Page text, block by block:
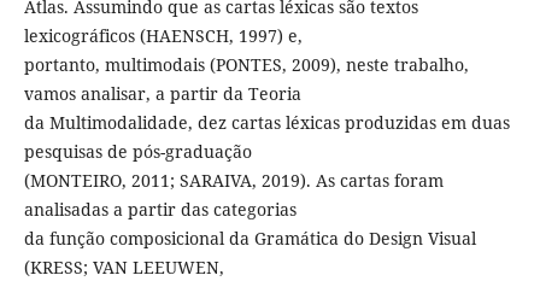
Atlas. Assumindo que as cartas léxicas são textos
lexicográficos (HAENSCH, 1997) e,
portanto, multimodais (PONTES, 2009), neste trabalho,
vamos analisar, a partir da Teoria
da Multimodalidade, dez cartas léxicas produzidas em duas
pesquisas de pós-graduação
(MONTEIRO, 2011; SARAIVA, 2019). As cartas foram
analisadas a partir das categorias
da função composicional da Gramática do Design Visual
(KRESS; VAN LEEUWEN,